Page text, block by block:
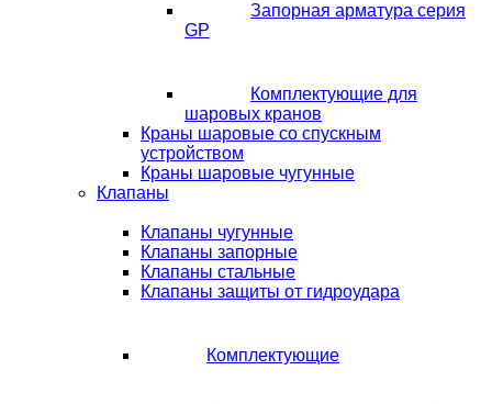
Запорная арматура серия
GP
Комплектующие для
шаровых кранов
Краны шаровые со спускным
устройством
Краны шаровые чугунные
Клапаны
Клапаны чугунные
Клапаны запорные
Клапаны стальные
Клапаны защиты от гидроудара
Комплектующие